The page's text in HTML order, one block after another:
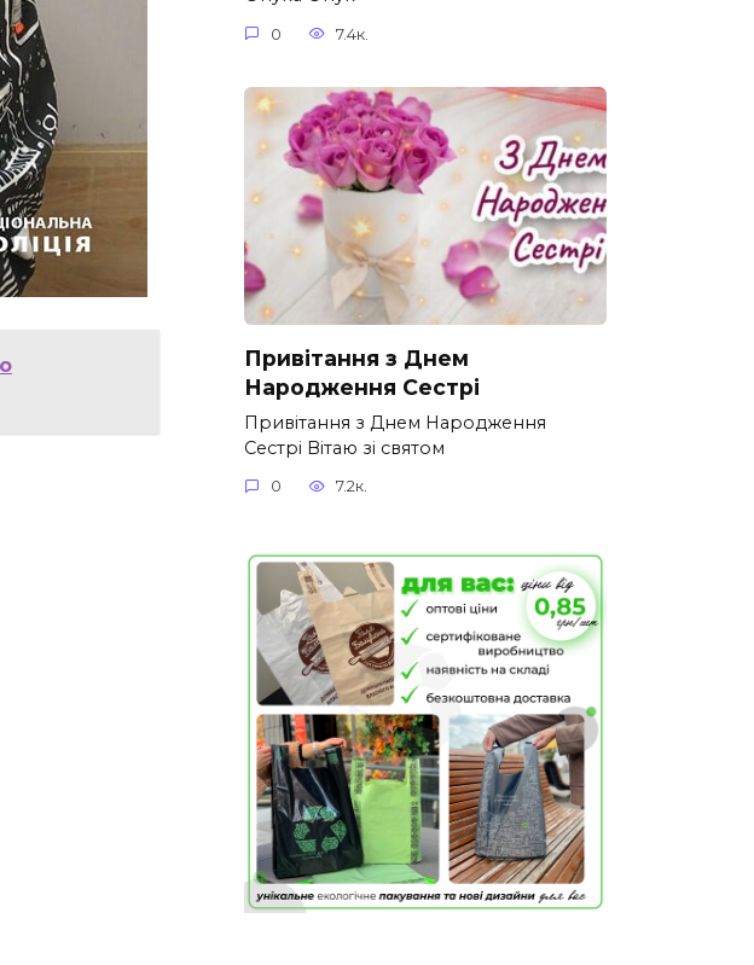
0 7.4к.
Привітання з Днем
Народження Сестрі
Привітання з Днем Народження
Сестрі Вітаю зі святом
0 7.2к.